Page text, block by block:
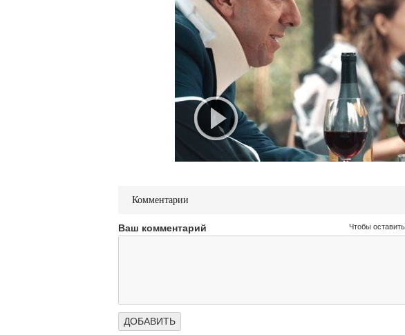
Комментарии
Ваш комментарий Чтобы